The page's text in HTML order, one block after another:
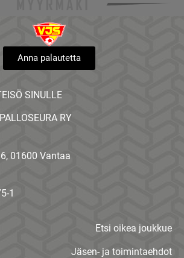
Anna palautetta
SINULLE
RY
01600 Vantaa
1
Etsi oikea joukkue
Jäsen- ja toimintaehdot